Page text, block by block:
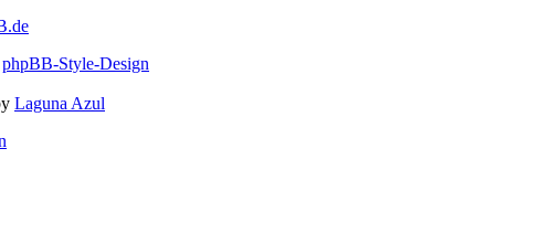
phpBB-Style-Design
Laguna Azul